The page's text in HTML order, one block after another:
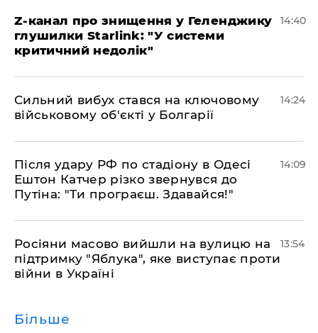
Z-канал про знищення у Геленджику
глушилки Starlink: "У системи
критичний недолік"
14:40
Сильний вибух стався на ключовому
військовому об'єкті у Болгарії
14:24
Після удару РФ по стадіону в Одесі
Ештон Катчер різко звернувся до
Путіна: "Ти програєш. Здавайся!"
14:09
Росіяни масово вийшли на вулицю на
підтримку "Яблука", яке виступає проти
війни в Україні
13:54
Більше